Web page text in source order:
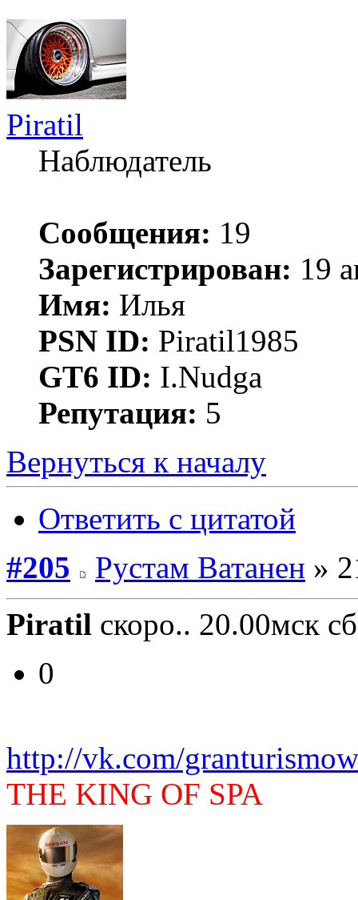
Piratil
Наблюдатель
Сообщения: 19
Зарегистрирован: 19
Имя: Илья
PSN ID: Piratil1985
GT6 ID: I.Nudga
Репутация: 5
Вернуться к началу
Ответить с цитатой
#205
Рустам Ватанен »
Piratil скоро.. 20.00мск
0
http://vk.com/
THE KING OF SPA